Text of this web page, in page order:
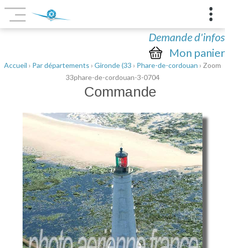
Demande d'infos
Mon panier
Accueil › Par départements › Gironde (33 › Phare-de-cordouan › Zoom
33phare-de-cordouan-3-0704
Commande